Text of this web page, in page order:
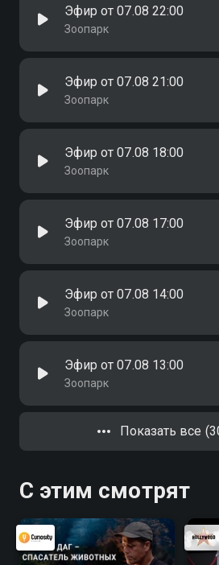
Эфир от 07.08 22:00
Зоопарк
Эфир от 07.08 21:00
Зоопарк
Эфир от 07.08 18:00
Зоопарк
Эфир от 07.08 17:00
Зоопарк
Эфир от 07.08 14:00
Зоопарк
Эфир от 07.08 13:00
Зоопарк
Показать все
С этим смотрят